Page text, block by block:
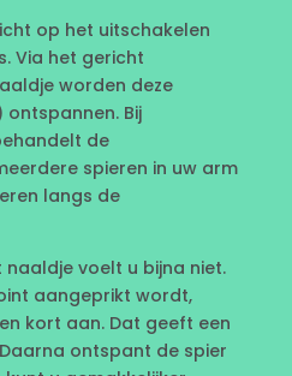
op het uitschakelen
Via het gericht
worden deze
Bij
de
spieren in uw arm
langs de
voelt u bijna niet.
aangeprikt wordt,
kort aan. Dat geeft een
ontspant de spier